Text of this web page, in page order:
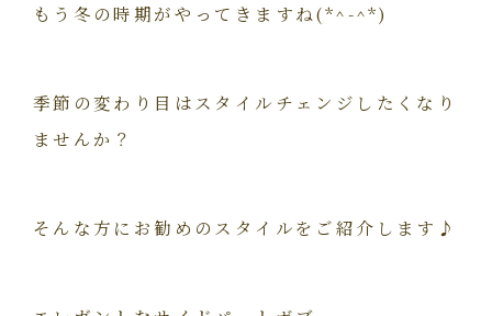
もう冬の時期がやってきますね(*^-^*)
季節の変わり目はスタイルチェンジしたくなり
ませんか？
そんな方にお勧めのスタイルをご紹介します♪